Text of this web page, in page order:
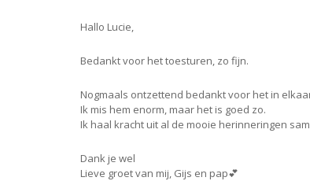
Hallo Lucie,
Bedankt voor het toesturen, zo fijn.
Nogmaals ontzettend bedankt voor het in
Ik mis hem enorm, maar het is goed zo.
Ik haal kracht uit al de mooie herinneringen
Dank je wel
Lieve groet van mij, Gijs en pap💕